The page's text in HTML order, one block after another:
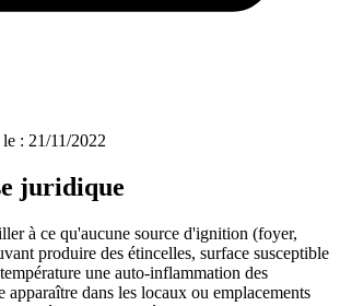
le : 21/11/2022
juridique
à ce qu'aucune source d'ignition (foyer,
produire des étincelles, surface susceptible
une auto-inflammation des
apparaître dans les locaux ou emplacements